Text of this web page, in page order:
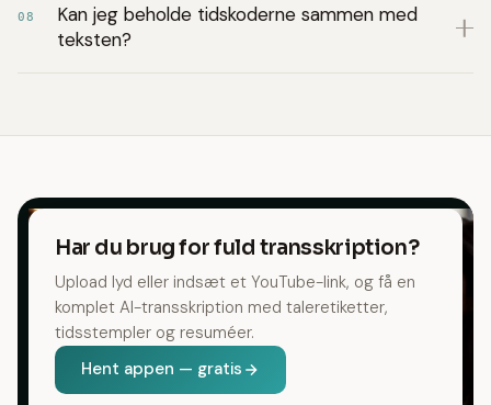
08
Kan jeg beholde tidskoderne sammen med
teksten?
Har du brug for fuld transskription?
Upload lyd eller indsæt et YouTube-link, og få en
komplet AI-transskription med taleretiketter,
tidsstempler og resuméer.
Hent appen — gratis